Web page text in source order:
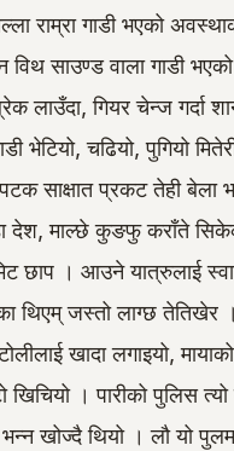
राम्रा गाडी भएको
साउण्ड वाला गाडी
लाउँदा, गियर चेन्ज गर्दा
भेटियो, चढियो, पुगियो
साक्षात प्रकट तेही बेला
देश, माल्छे कुङफु कराँते
छाप । आउने यात्रुलाई
थिएम् जस्तो लाग्छ तेतिखेर
खादा लगाइयो, मायाको
खिचियो । पारीको पुलिस
खोज्दै थियो । लौ यो